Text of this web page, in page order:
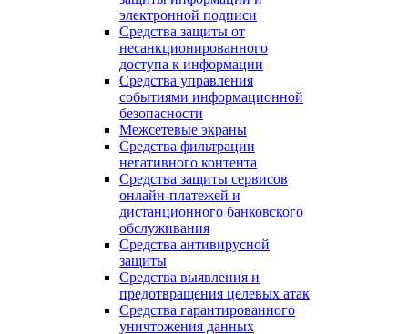
электронной подписи
Средства защиты от
несанкционированного
доступа к информации
Средства управления
событиями информационной
безопасности
Межсетевые экраны
Средства фильтрации
негативного контента
Средства защиты сервисов
онлайн-платежей и
дистанционного банковского
обслуживания
Средства антивирусной
защиты
Средства выявления и
предотвращения целевых атак
Средства гарантированного
уничтожения данных